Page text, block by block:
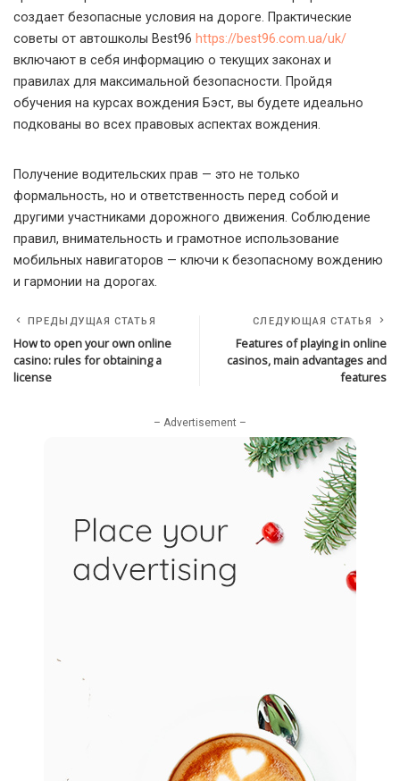
создает безопасные условия на дороге. Практические
советы от автошколы Best96 https://best96.com.ua/uk/
включают в себя информацию о текущих законах и
правилах для максимальной безопасности. Пройдя
обучения на курсах вождения Бэст, вы будете идеально
подкованы во всех правовых аспектах вождения.
Получение водительских прав — это не только
формальность, но и ответственность перед собой и
другими участниками дорожного движения. Соблюдение
правил, внимательность и грамотное использование
мобильных навигаторов — ключи к безопасному вождению
и гармонии на дорогах.
ПРЕДЫДУЩАЯ СТАТЬЯ
How to open your own online
casino: rules for obtaining a
license
СЛЕДУЮЩАЯ СТАТЬЯ
Features of playing in online
casinos, main advantages and
features
– Advertisement –